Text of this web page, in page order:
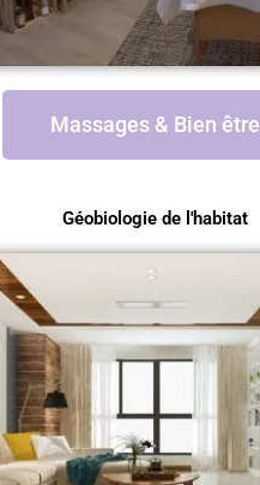
Massages & Bien être
Géobiologie de l'habitat